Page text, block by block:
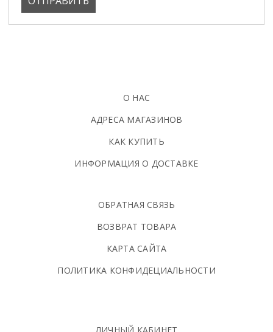
О НАС
АДРЕСА МАГАЗИНОВ
КАК КУПИТЬ
ИНФОРМАЦИЯ О ДОСТАВКЕ
ОБРАТНАЯ СВЯЗЬ
ВОЗВРАТ ТОВАРА
КАРТА САЙТА
ПОЛИТИКА КОНФИДЕЦИАЛЬНОСТИ